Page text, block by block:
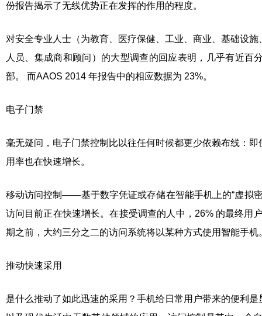
份报告揭示了无线优势正在发挥的作用的程度。
对安全专业人士（为教育、医疗保健、工业、商业、基础设
人员、集成商和顾问）的大型调查的回应表明，几乎有近
部。 而AAOS 2014 年报告中的相应数据为 23%。
电子门禁
毫无疑问，电子门禁控制比以往任何时候都更少依赖布线：
用率也在快速增长。
移动访问控制——基于数字凭证或存储在智能手机上的“虚拟
访问目前正在快速增长。在接受调查的人中，26% 的最终用
期之前，大约三分之二的访问系统将以某种方式使用智能手机
推动快速采用
是什么推动了如此迅速的采用？手机给日常用户带来的便利